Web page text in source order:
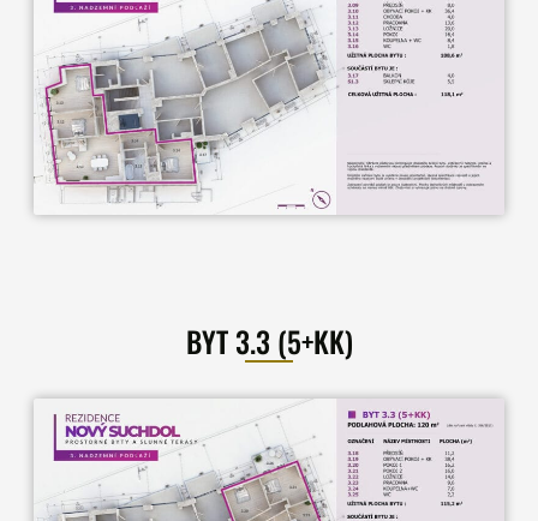
BYT 3.3 (5+KK)